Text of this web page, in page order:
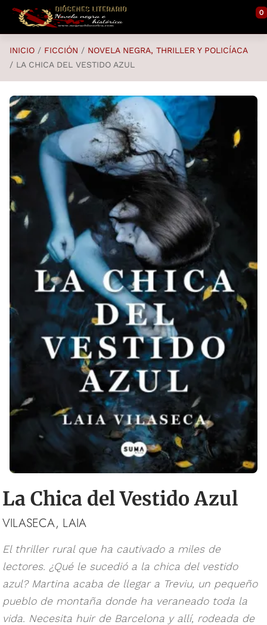
Saltar al contenido principal
0
INICIO FICCIÓN
NOVELA NEGRA, THRILLER Y POLICÍACA
LA CHICA DEL VESTIDO AZUL
La Chica del Vestido Azul
VILASECA, LAIA
El thriller rural que ha cautivado a miles de
lectores. ¿Qué le sucedió a la chica del vestido
azul? Martina acaba de llegar a Treviu, un pequeño
pueblo de montaña donde ha veraneado toda la
vida. Necesita huir de Barcelona y allí, rodeada de